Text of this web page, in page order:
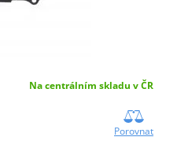
Na centrálním skladu v ČR
Porovnat